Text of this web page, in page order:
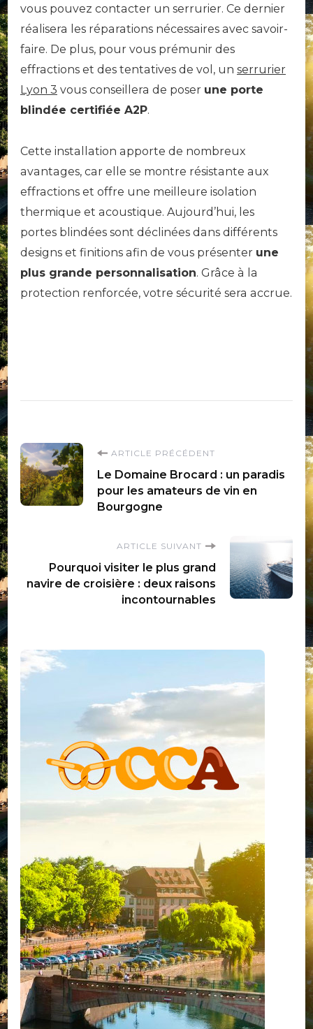
vous pouvez contacter un serrurier. Ce dernier
réalisera les réparations nécessaires avec savoir-
faire. De plus, pour vous prémunir des
effractions et des tentatives de vol, un serrurier
Lyon 3 vous conseillera de poser une porte
blindée certifiée A2P.
Cette installation apporte de nombreux
avantages, car elle se montre résistante aux
effractions et offre une meilleure isolation
thermique et acoustique. Aujourd’hui, les
portes blindées sont déclinées dans différents
designs et finitions afin de vous présenter une
plus grande personnalisation. Grâce à la
protection renforcée, votre sécurité sera accrue.
Navigation
d'article
ARTICLE PRÉCÉDENT
Le Domaine Brocard : un paradis
pour les amateurs de vin en
Bourgogne
ARTICLE SUIVANT
Pourquoi visiter le plus grand
navire de croisière : deux raisons
incontournables